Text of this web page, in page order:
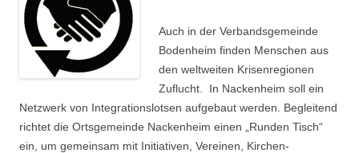
Auch in der Verbandsgemeinde
Bodenheim finden Menschen aus
den weltweiten Krisenregionen
Zuflucht. In Nackenheim soll ein
Netzwerk von Integrationslotsen aufgebaut werden. Begleitend
richtet die Ortsgemeinde Nackenheim einen „Runden Tisch“
ein, um gemeinsam mit Initiativen, Vereinen, Kirchen-